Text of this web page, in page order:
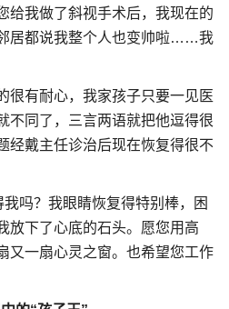
我做了斜视手术后，我现在的
居都说我整个人也变帅啦……我
有耐心，我家孩子只要一见医
不同了，三言两语就把他逗得很
经戴主任诊治后现在恢复得很不
吗？我眼睛恢复得特别棒，困
放下了心底的石头。愿您用高
又一扇心灵之窗。也希望您工作